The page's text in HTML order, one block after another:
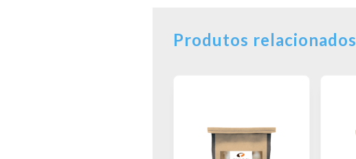
Produtos relacionados